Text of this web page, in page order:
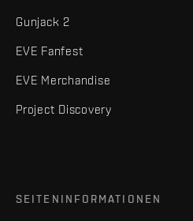
Gunjack 2
EVE Fanfest
EVE Merchandise
Project Discovery
SEITENINFORMATIONEN